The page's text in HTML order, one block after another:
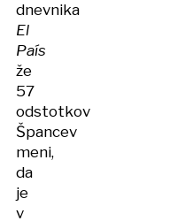
dnevnika
El
País
že
57
odstotkov
Špancev
meni,
da
je
v